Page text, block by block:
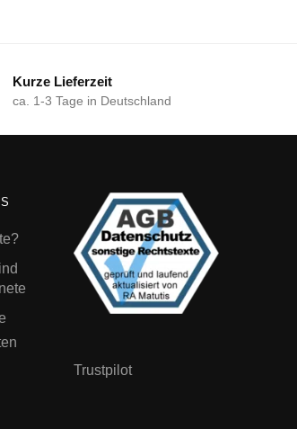
Kurze Lieferzeit
ca. 1-3 Tage in Deutschland
Trustpilot